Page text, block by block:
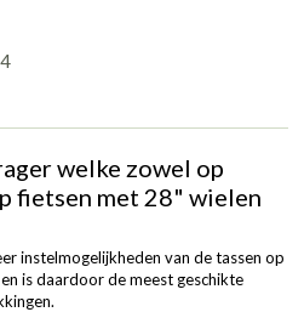
welke zowel op
fietsen met 28" wielen
instelmogelijkheden van de tassen op
is daardoor de meest geschikte